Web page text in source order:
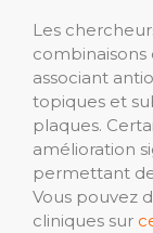
Les
associant
topiques et
plaques.
amélioration
permettant
Vous pouvez
cliniques sur